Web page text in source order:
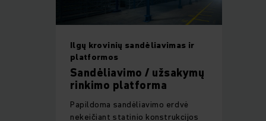
Ilgų krovinių sandėliavimas ir
platformos
Sandėliavimo / užsakymų
rinkimo platforma
Papildoma sandėliavimo erdvė
nekeičiant statinio konstrukcijos